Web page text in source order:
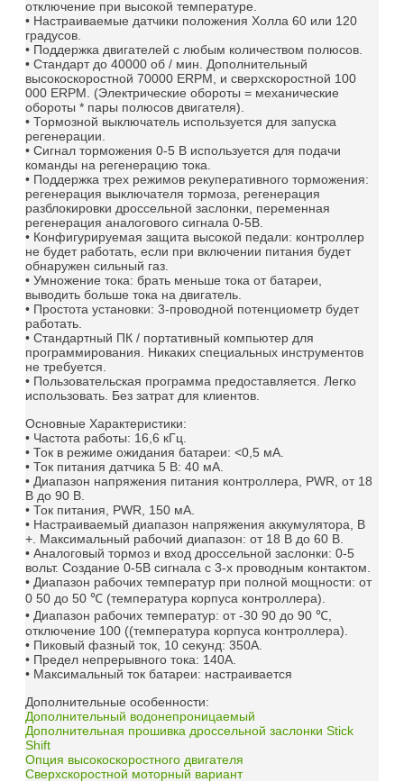
отключение при высокой температуре.
• Настраиваемые датчики положения Холла 60 или 120
градусов.
• Поддержка двигателей с любым количеством полюсов.
• Стандарт до 40000 об / мин.
Дополнительный
высокоскоростной 70000 ERPM, и сверхскоростной 100
000 ERPM.
(Электрические обороты = механические
обороты * пары полюсов двигателя).
• Тормозной выключатель используется для запуска
регенерации.
• Сигнал торможения 0-5 В используется для подачи
команды на регенерацию тока.
• Поддержка трех режимов рекуперативного торможения:
регенерация выключателя тормоза, регенерация
разблокировки дроссельной заслонки, переменная
регенерация аналогового сигнала 0-5В.
• Конфигурируемая защита высокой педали: контроллер
не будет работать, если при включении питания будет
обнаружен сильный газ.
• Умножение тока: брать меньше тока от батареи,
выводить больше тока на двигатель.
• Простота установки: 3-проводной потенциометр будет
работать.
• Стандартный ПК / портативный компьютер для
программирования.
Никаких специальных инструментов
не требуется.
• Пользовательская программа предоставляется.
Легко
использовать. Без затрат для клиентов.
Основные Характеристики:
• Частота работы: 16,6 кГц.
• Ток в режиме ожидания батареи: <0,5 мА.
• Ток питания датчика 5 В: 40 мА.
• Диапазон напряжения питания контроллера, PWR, от 18
В до 90 В.
• Ток питания, PWR, 150 мА.
• Настраиваемый диапазон напряжения аккумулятора, B
+. Максимальный рабочий диапазон: от 18 В до 60 В.
• Аналоговый тормоз и вход дроссельной заслонки: 0-5
вольт. Создание 0-5В сигнала с 3-х проводным контактом.
• Диапазон рабочих температур при полной мощности: от
0 50 до 50 ℃ (температура корпуса контроллера).
• Диапазон рабочих температур: от -30 90 до 90 ℃,
отключение 100 ((температура корпуса контроллера).
• Пиковый фазный ток, 10 секунд: 350А.
• Предел непрерывного тока: 140А.
• Максимальный ток батареи: настраивается
Дополнительные особенности:
Дополнительный водонепроницаемый
Дополнительная прошивка дроссельной заслонки Stick
Shift
Опция высокоскоростного двигателя
Сверхскоростной моторный вариант